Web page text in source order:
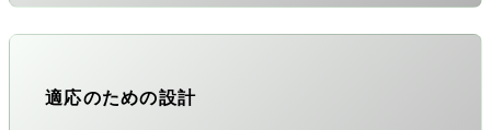
適応のための設計